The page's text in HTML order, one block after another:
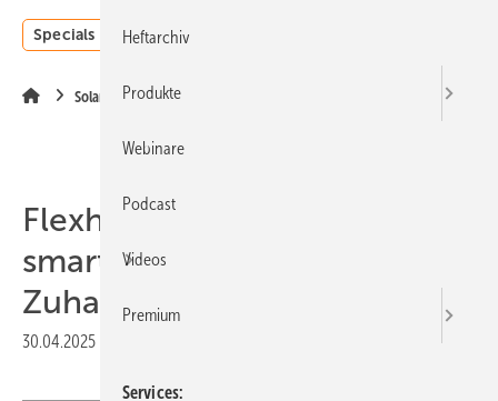
Specials Einstrahlungsatlas
Solarspeicher
Flexhome Energy bietet
smarten Strompuffer für
Zuhause
30.04.2025
Heftarchiv
Produkte
Webinare
Podcast
Videos
Premium
Services